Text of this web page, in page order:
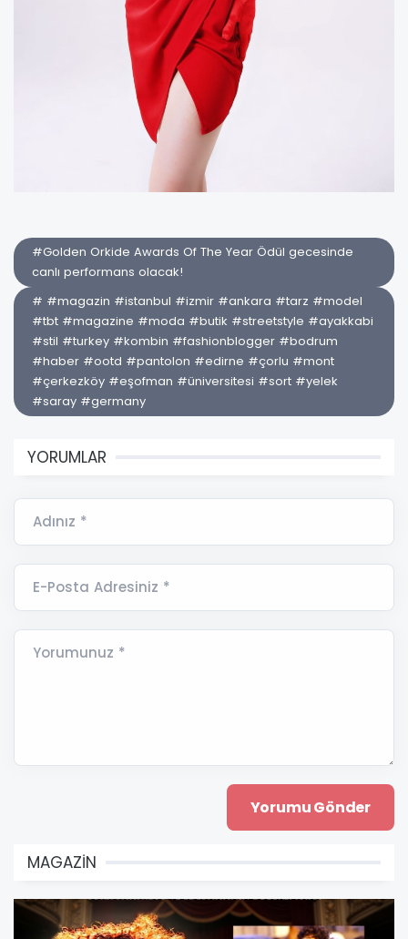
#Golden Orkide Awards Of The Year Ödül gecesinde
canlı performans olacak!
# #magazin #istanbul #izmir #ankara #tarz #model
#tbt #magazine #moda #butik #streetstyle #ayakkabi
#stil #turkey #kombin #fashionblogger #bodrum
#haber #ootd #pantolon #edirne #çorlu #mont
#çerkezköy #eşofman #üniversitesi #sort #yelek
#saray #germany
YORUMLAR
Adınız *
E-Posta Adresiniz *
Yorumunuz *
MAGAZİN